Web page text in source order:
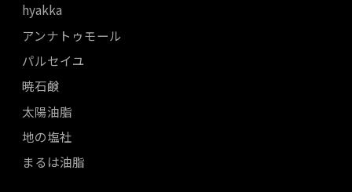
hyakka
アンナトゥモール
パルセイユ
暁石鹸
太陽油脂
地の塩社
まるは油脂